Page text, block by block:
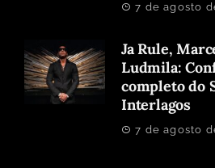
7 de agosto
Ja Rule,
Ludmila:
completo do
Interlagos
7 de agosto